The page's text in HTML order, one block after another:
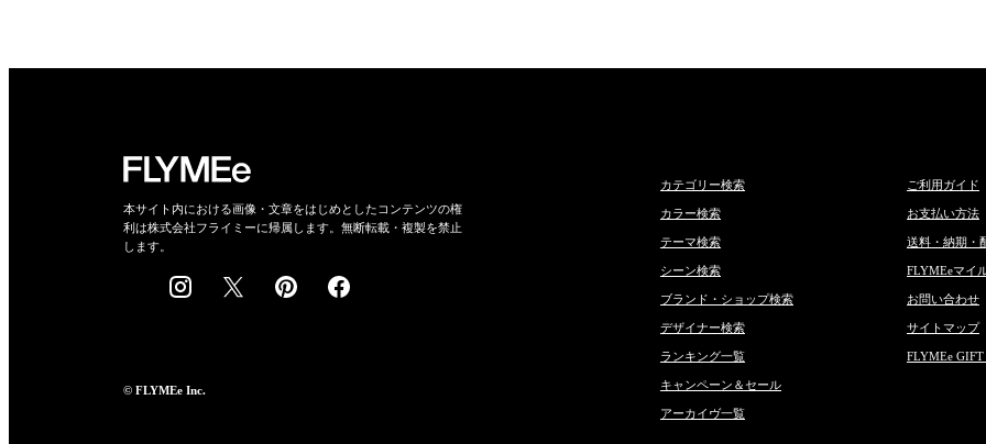
本サイト内における画像・文章をはじめとしたコンテンツの権
利は株式会社フライミーに帰属します。無断転載・複製を禁止
します。
© FLYMEe Inc.
カテゴリー検索
カラー検索
テーマ検索
シーン検索
ブランド・ショップ検索
デザイナー検索
ランキング一覧
キャンペーン＆セール
アーカイヴ一覧
ご利用ガイド
お支払い方法
送料・納期・
FLYMEeマイ
お問い合わせ
サイトマップ
FLYMEe